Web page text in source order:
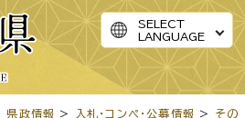
SELECT
LANGUAGE
県政情報 > 入札・コンペ・公募情報 >
その